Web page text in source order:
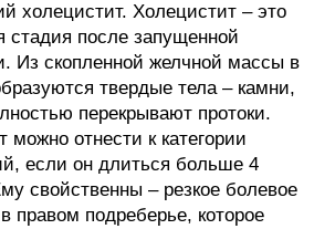
холецистит. Холецистит – это
после запущенной
Из скопленной желчной массы в
твердые тела – камни,
перекрывают протоки.
можно отнести к категории
если он длиться больше 4
свойственны – резкое болевое
правом подреберье, которое